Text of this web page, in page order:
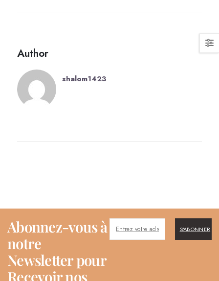
Author
shalom1423
Abonnez-vous à
notre
Newsletter pour
Recevoir nos
S'ABONNER